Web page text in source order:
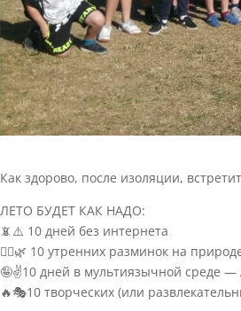
Как здорово, после изоляции,
ЛЕТО БУДЕТ КАК НАДО:
📵⚠️ 10 дней без интернета
🤸‍♂️🌿 10 утренних разминок на
🤪✌️10 дней в мультиязычной среде
🔥🎭10 творческих (или